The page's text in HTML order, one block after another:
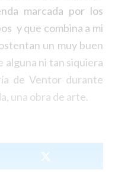
marcada por los
y que combina a mi
un muy buen
alguna ni tan siquiera
de Ventor durante
una obra de arte.